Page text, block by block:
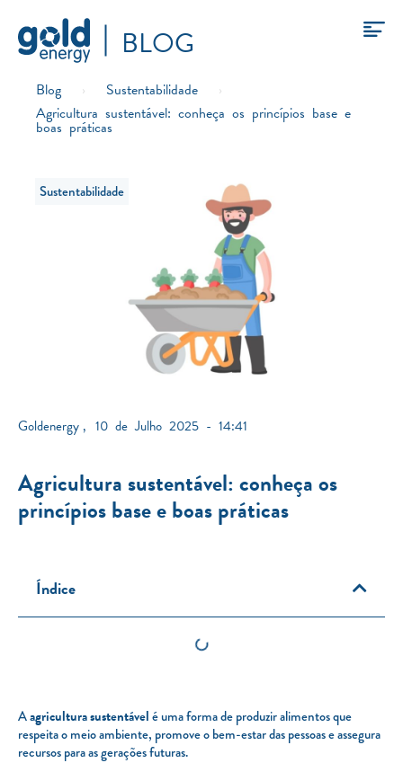
BLOG
Blog › Sustentabilidade
›
Agricultura sustentável: conheça os princípios base e
boas práticas
Sustentabilidade
Goldenergy 10 de Julho 2025 - 14:41
Agricultura sustentável: conheça os
princípios base e boas práticas
Índice
Aagricultura sustentávelé uma forma de produzir alimentos que
respeita o meio ambiente, promove o bem-estar das pessoas e assegura
recursos para as gerações futuras.